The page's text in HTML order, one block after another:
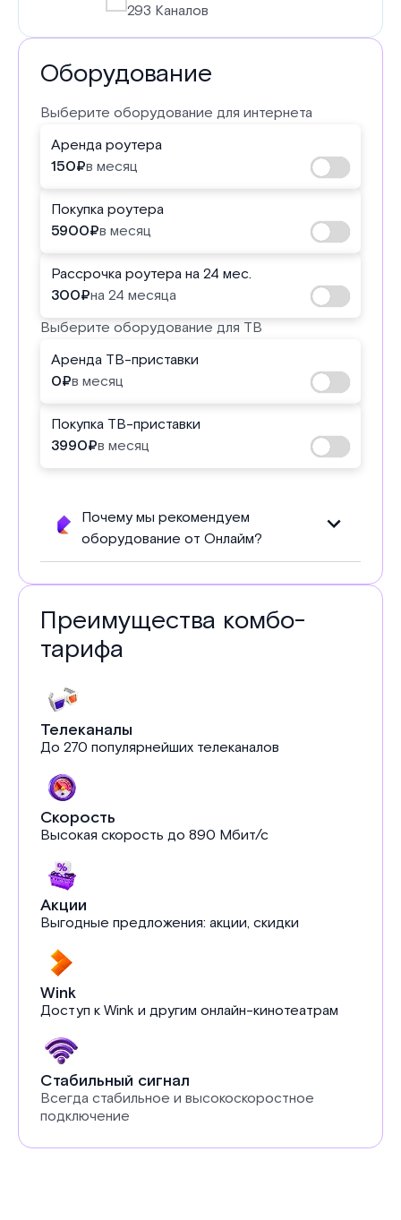
293 Каналов
Оборудование
Выберите оборудование для интернета
Аренда роутера
150₽в месяц
Покупка роутера
5900₽в месяц
Рассрочка роутера на 24 мес.
300₽на 24 месяца
Выберите оборудование для ТВ
Аренда ТВ-приставки
0₽в месяц
Покупка ТВ-приставки
3990₽в месяц
Почему мы рекомендуем
оборудование от Онлайм?
Преимущества комбо-
тарифа
Телеканалы
До 270 популярнейших телеканалов
Скорость
Высокая скорость до 890 Мбит/с
Акции
Выгодные предложения: акции, скидки
Wink
Доступ к Wink и другим онлайн-кинотеатрам
Стабильный сигнал
Всегда стабильное и высокоскоростное
подключение